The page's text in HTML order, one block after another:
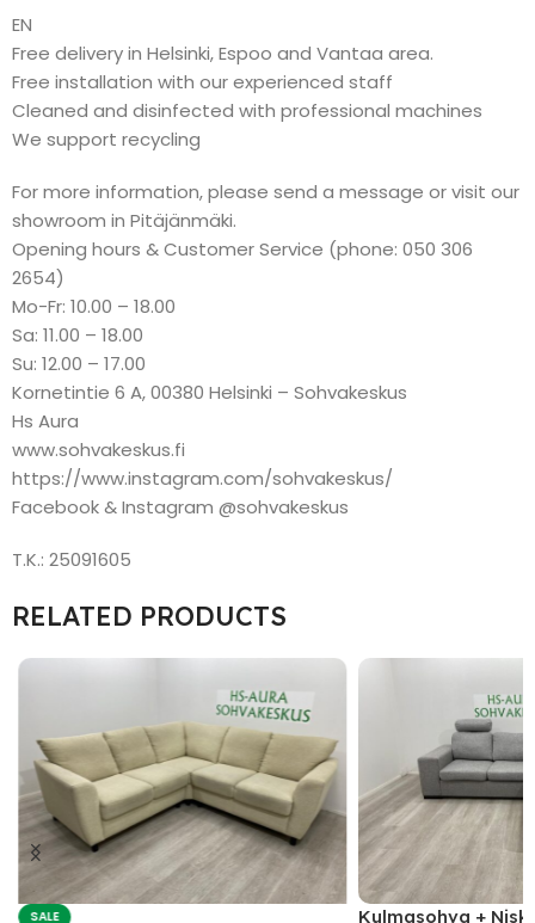
EN
Free delivery in Helsinki, Espoo and Vantaa area.
Free installation with our experienced staff
Cleaned and disinfected with professional machines
We support recycling
For more information, please send a message or visit our
showroom in Pitäjänmäki.
Opening hours & Customer Service (phone: 050 306
2654)
Mo-Fr: 10.00 – 18.00
Sa: 11.00 – 18.00
Su: 12.00 – 17.00
Kornetintie 6 A, 00380 Helsinki – Sohvakeskus
Hs Aura
www.sohvakeskus.fi
https://www.instagram.com/sohvakeskus/
Facebook & Instagram @sohvakeskus
T.K.: 25091605
RELATED PRODUCTS
SALE Kulmasohva +